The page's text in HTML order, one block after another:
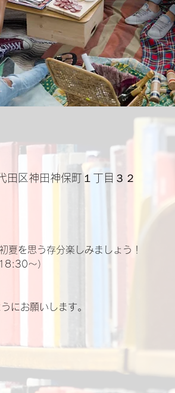
区神田神保町１丁目３２
夏を思う存分楽しみましょう！
〜）
にお願いします。